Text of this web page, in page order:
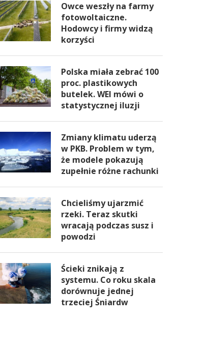
Owce weszły na farmy
fotowoltaiczne.
Hodowcy i firmy widzą
korzyści
Polska miała zebrać 100
proc. plastikowych
butelek. WEI mówi o
statystycznej iluzji
Zmiany klimatu uderzą
w PKB. Problem w tym,
że modele pokazują
zupełnie różne rachunki
Chcieliśmy ujarzmić
rzeki. Teraz skutki
wracają podczas susz i
powodzi
Ścieki znikają z
systemu. Co roku skala
dorównuje jednej
trzeciej Śniardw